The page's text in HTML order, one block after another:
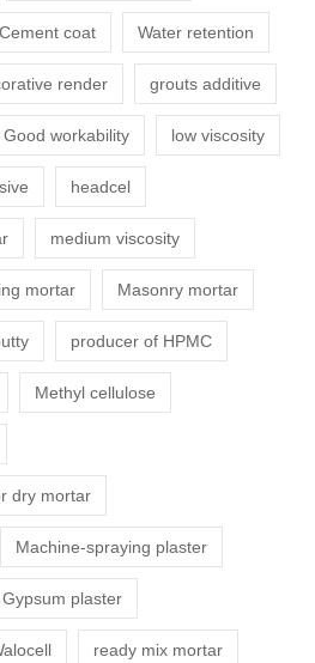
Cement coat Water retention
render grouts additive
Good workability low viscosity
headcel
medium viscosity
mortar Masonry mortar
producer of HPMC
Methyl cellulose
dry mortar
Machine-spraying plaster
Gypsum plaster
ready mix mortar